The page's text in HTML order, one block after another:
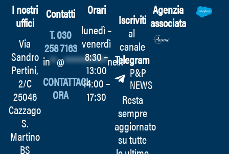
I nostri
uffici
Via
Sandro
Pertini,
2/C
25046
Cazzago
S.
Martino
BS
Contatti
T. 030
258 7163
in**@************ne.it
CONTATTACI
ORA
Orari
lunedì –
venerdì
8:30 –
13:00
14:00 –
17:30
Iscriviti
al
canale
Telegram
P&P
NEWS
Resta
sempre
aggiornato
su tutte
Agenzia
associata